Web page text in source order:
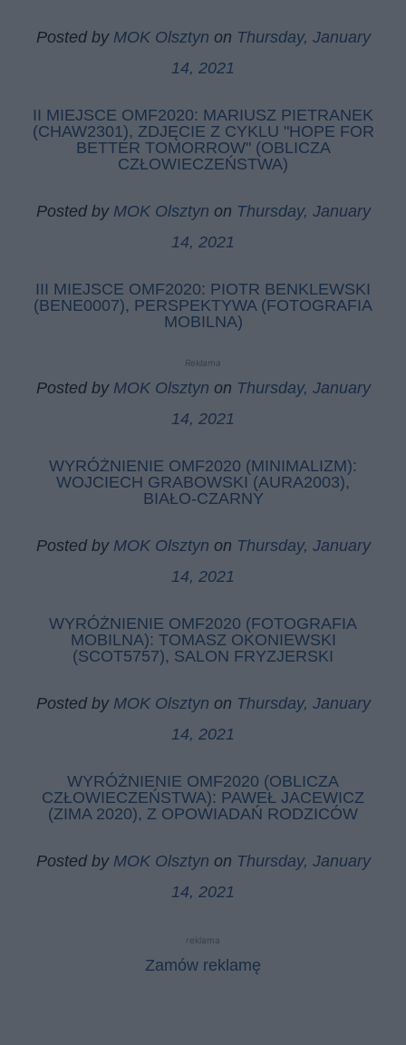
Posted by MOK Olsztyn on Thursday, January
14, 2021
II MIEJSCE OMF2020: MARIUSZ PIETRANEK
(CHAW2301), ZDJĘCIE Z CYKLU "HOPE FOR
BETTER TOMORROW" (OBLICZA
CZŁOWIECZEŃSTWA)
Posted by MOK Olsztyn on Thursday, January
14, 2021
III MIEJSCE OMF2020: PIOTR BENKLEWSKI
(BENE0007), PERSPEKTYWA (FOTOGRAFIA
MOBILNA)
Reklama
Posted by MOK Olsztyn on Thursday, January
14, 2021
WYRÓŻNIENIE OMF2020 (MINIMALIZM):
WOJCIECH GRABOWSKI (AURA2003),
BIAŁO-CZARNY
Posted by MOK Olsztyn on Thursday, January
14, 2021
WYRÓŻNIENIE OMF2020 (FOTOGRAFIA
MOBILNA): TOMASZ OKONIEWSKI
(SCOT5757), SALON FRYZJERSKI
Posted by MOK Olsztyn on Thursday, January
14, 2021
WYRÓŻNIENIE OMF2020 (OBLICZA
CZŁOWIECZEŃSTWA): PAWEŁ JACEWICZ
(ZIMA 2020), Z OPOWIADAŃ RODZICÓW
Posted by MOK Olsztyn on Thursday, January
14, 2021
reklama
Zamów reklamę